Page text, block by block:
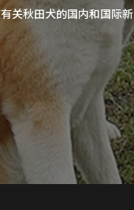
关秋田犬的国内和国际新